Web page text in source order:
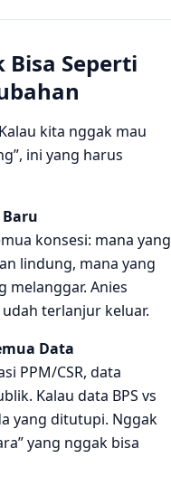
Bisa Seperti
kita nggak mau
ini yang harus
konsesi: mana yang
lindung, mana yang
melanggar. Anies
terlanjur keluar.
Data
PPM/CSR, data
Kalau data BPS vs
yang ditutupi. Nggak
yang nggak bisa